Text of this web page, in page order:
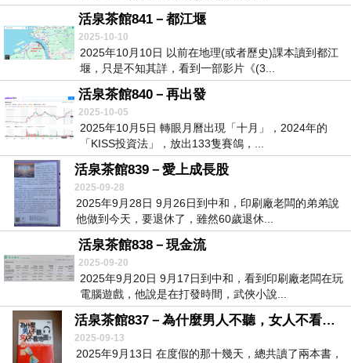
活泉茶館841－都江堰
2025-10-10
2025年10月10日 以前在地理(或者歷史)課本讀到都江
堰，只是不知其詳，看到一部影片《(3...
活泉茶館840－再出發
2025-10-05
2025年10月5日 轉眼月曆出現「十月」，2024年的
「KISS投資法」，放出133隻賽鴿，...
活泉茶館839－愛上成長股
2025-09-28
2025年9月28日 9月26日到中和，印刷廠老闆的弟弟說
他做到今天，要退休了，雖然60歲退休...
活泉茶館838－現金流
2025-09-20
2025年9月20日 9月17日到中和，看到印刷廠老闆在玩
電腦遊戲，他說是在打發時間，武俠小說...
活泉茶館837－為什麼男人不聽，女人不看地圖？
2025-09-13
2025年9月13日 在度假的那十幾天，總共讀了兩本書，